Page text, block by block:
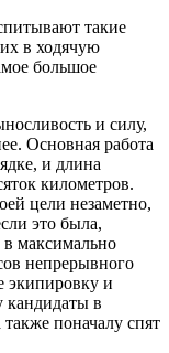
такие
в ходячую
большое
и силу,
Основная работа
и длина
километров.
цели незаметно,
это была,
в максимально
непрерывного
экипировку и
кандидаты в
поначалу спят